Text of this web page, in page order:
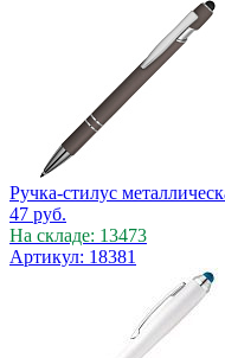
Ручка-стилус
47 руб.
На складе: 13473
Артикул: 18381